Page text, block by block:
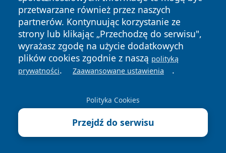
w Rzeszowie
Kolejne wydarzenia
Ostatnie Artykuły
Policjant z Dębicy po zakupach
ruszył za złodziejem i zatrzymał go
na ulicy
6 sierpnia 2026
przetwarzane również przez naszych
partnerów. Kontynuując korzystanie ze
strony lub klikając „Przechodzę do serwisu",
wyrażasz zgodę na użycie dodatkowych
plików cookies zgodnie z naszą polityką
prywatności. Zaawansowane ustawienia .
Polityka Cookies
Przejdź do serwisu